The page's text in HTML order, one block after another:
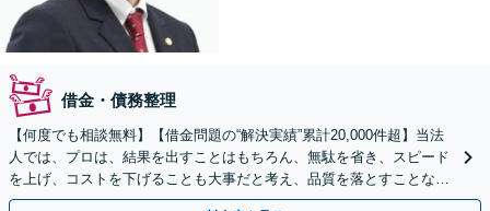
借金・債務整理
【何度でも相談無料】【借金問題の“解決実績”累計20,000件超】当法
人では、プロは、結果を出すことはもちろん、無駄を省き、スピード
を上げ、コストを下げることも大事だと考え、品質を落とすことな
く、費用を可能な限り安くすることにこだわります。